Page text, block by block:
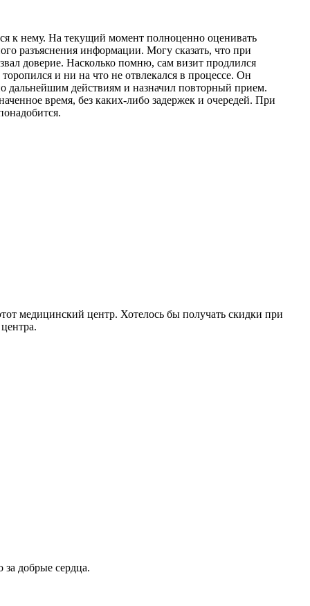
к нему. На текущий момент полноценно оценивать
разъяснения информации. Могу сказать, что при
доверие. Насколько помню, сам визит продлился
и ни на что не отвлекался в процессе. Он
дальнейшим действиям и назначил повторный прием.
время, без каких-либо задержек и очередей. При
медицинский центр. Хотелось бы получать скидки при
добрые сердца.